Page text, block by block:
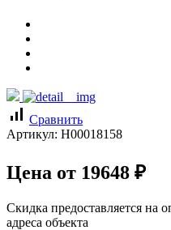
signal_cellular_alt Сравнить
Артикул: Н00018158
Цена от 19648 ₽
Скидка предоставляется на
адреса объекта